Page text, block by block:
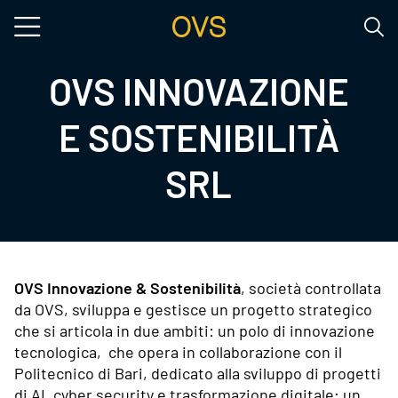
OVS INNOVAZIONE
E SOSTENIBILITÀ
SRL
OVS Innovazione & Sostenibilità, società controllata
da OVS, sviluppa e gestisce un progetto strategico
che si articola in due ambiti: un polo di innovazione
tecnologica, che opera in collaborazione con il
Politecnico di Bari, dedicato alla sviluppo di progetti